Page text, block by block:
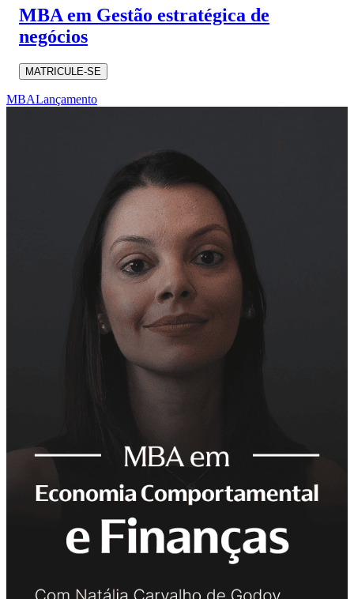
MBA em Gestão estratégica de
negócios
MATRICULE-SE
MBALançamento